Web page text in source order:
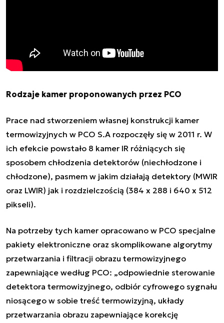
Rodzaje kamer proponowanych przez PCO
Prace nad stworzeniem własnej konstrukcji kamer
termowizyjnych w PCO S.A rozpoczęły się w 2011 r. W
ich efekcie powstało 8 kamer IR różniących się
sposobem chłodzenia detektorów (niechłodzone i
chłodzone), pasmem w jakim działają detektory (MWIR
oraz LWIR) jak i rozdzielczością (384 x 288 i 640 x 512
pikseli).
Na potrzeby tych kamer opracowano w PCO specjalne
pakiety elektroniczne oraz skomplikowane algorytmy
przetwarzania i filtracji obrazu termowizyjnego
zapewniające według PCO: „odpowiednie sterowanie
detektora termowizyjnego, odbiór cyfrowego sygnału
niosącego w sobie treść termowizyjną, układy
przetwarzania obrazu zapewniające korekcję